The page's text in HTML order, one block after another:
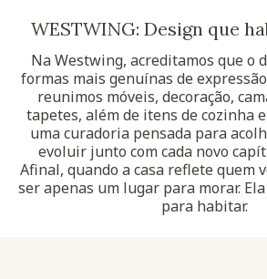
WESTWING: Design que
Na Westwing, acreditamos que o
formas mais genuínas de
reunimos móveis, decoração,
tapetes, além de itens de cozinha
uma curadoria pensada para
evoluir junto com cada novo
Afinal, quando a casa reflete quem
ser apenas um lugar para morar.
para habitar.